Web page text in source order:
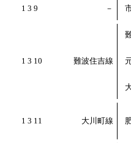
1 3 9 －
1 3 10 難波住吉線
1 3 11 大川町線